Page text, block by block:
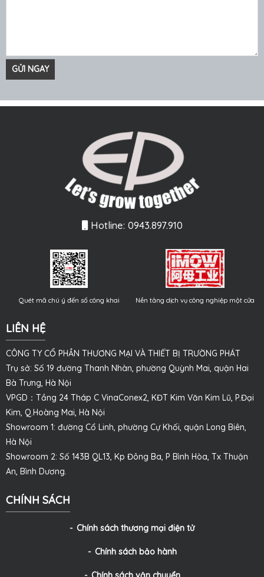
Hotline: 0943.897.910
Quét mã chú ý đến số công khai Nền tảng dịch vụ công nghiệp một cửa
LIÊN HỆ
CÔNG TY CỔ PHẦN THƯƠNG MẠI VÀ THIẾT BỊ TRƯỜNG PHÁT
Trụ sở: Số 19 đường Thanh Nhàn, phường Quỳnh Mai, quận Hai
Bà Trưng, Hà Nội
VPGD：Tầng 24 Tháp C VinaConex2, KĐT Kim Văn Kim Lũ, P.Đại
Kim, Q.Hoàng Mai, Hà Nội
Showroom 1: đường Cổ Linh, phường Cự Khối, quận Long Biên,
Hà Nội
Showroom 2: Số 143B QL13, Kp Đông Ba, P Bình Hòa, Tx Thuận
An, Bình Dương.
CHÍNH SÁCH
Chính sách thương mại điện tử
Chính sách bảo hành